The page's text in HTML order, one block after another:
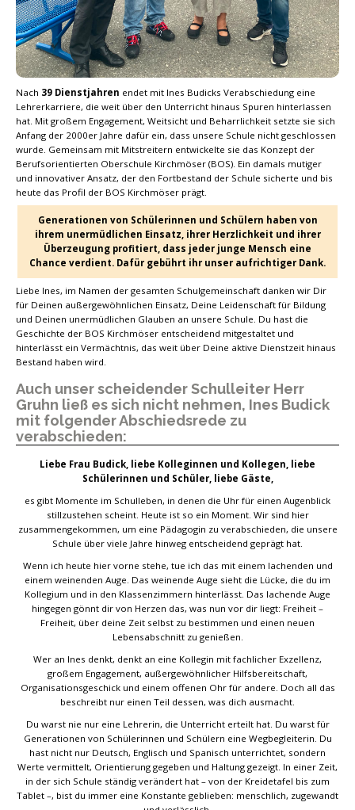
Nach 39 Dienstjahren endet mit Ines Budicks Verabschiedung eine
Lehrerkarriere, die weit über den Unterricht hinaus Spuren hinterlassen
hat. Mit großem Engagement, Weitsicht und Beharrlichkeit setzte sie sich
Anfang der 2000er Jahre dafür ein, dass unsere Schule nicht geschlossen
wurde. Gemeinsam mit Mitstreitern entwickelte sie das Konzept der
Berufsorientierten Oberschule Kirchmöser (BOS). Ein damals mutiger
und innovativer Ansatz, der den Fortbestand der Schule sicherte und bis
heute das Profil der BOS Kirchmöser prägt.
Generationen von Schülerinnen und Schülern haben von
ihrem unermüdlichen Einsatz, ihrer Herzlichkeit und ihrer
Überzeugung profitiert, dass jeder junge Mensch eine
Chance verdient. Dafür gebührt ihr unser aufrichtiger Dank.
Liebe Ines, im Namen der gesamten Schulgemeinschaft danken wir Dir
für Deinen außergewöhnlichen Einsatz, Deine Leidenschaft für Bildung
und Deinen unermüdlichen Glauben an unsere Schule. Du hast die
Geschichte der BOS Kirchmöser entscheidend mitgestaltet und
hinterlässt ein Vermächtnis, das weit über Deine aktive Dienstzeit hinaus
Bestand haben wird.
Auch unser scheidender Schulleiter Herr
Gruhn ließ es sich nicht nehmen, Ines Budick
mit folgender Abschiedsrede zu
verabschieden:
Liebe Frau Budick, liebe Kolleginnen und Kollegen, liebe
Schülerinnen und Schüler, liebe Gäste,
es gibt Momente im Schulleben, in denen die Uhr für einen Augenblick
stillzustehen scheint. Heute ist so ein Moment. Wir sind hier
zusammengekommen, um eine Pädagogin zu verabschieden, die unsere
Schule über viele Jahre hinweg entscheidend geprägt hat.
Wenn ich heute hier vorne stehe, tue ich das mit einem lachenden und
einem weinenden Auge. Das weinende Auge sieht die Lücke, die du im
Kollegium und in den Klassenzimmern hinterlässt. Das lachende Auge
hingegen gönnt dir von Herzen das, was nun vor dir liegt: Freiheit –
Freiheit, über deine Zeit selbst zu bestimmen und einen neuen
Lebensabschnitt zu genießen.
Wer an Ines denkt, denkt an eine Kollegin mit fachlicher Exzellenz,
großem Engagement, außergewöhnlicher Hilfsbereitschaft,
Organisationsgeschick und einem offenen Ohr für andere. Doch all das
beschreibt nur einen Teil dessen, was dich ausmacht.
Du warst nie nur eine Lehrerin, die Unterricht erteilt hat. Du warst für
Generationen von Schülerinnen und Schülern eine Wegbegleiterin. Du
hast nicht nur Deutsch, Englisch und Spanisch unterrichtet, sondern
Werte vermittelt, Orientierung gegeben und Haltung gezeigt. In einer Zeit,
in der sich Schule ständig verändert hat – von der Kreidetafel bis zum
Tablet –, bist du immer eine Konstante geblieben: menschlich, zugewandt